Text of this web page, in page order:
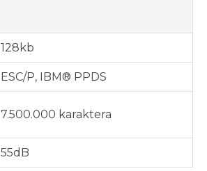
128kb
ESC/P, IBM® PPDS
7.500.000 karaktera
55dB